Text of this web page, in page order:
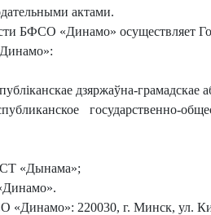
актами.
БФСО «Динамо» осуществляет
дзяржаўна-
государственно-
«Дынама»;
«Динамо»: 220030, г. Минск, ул.